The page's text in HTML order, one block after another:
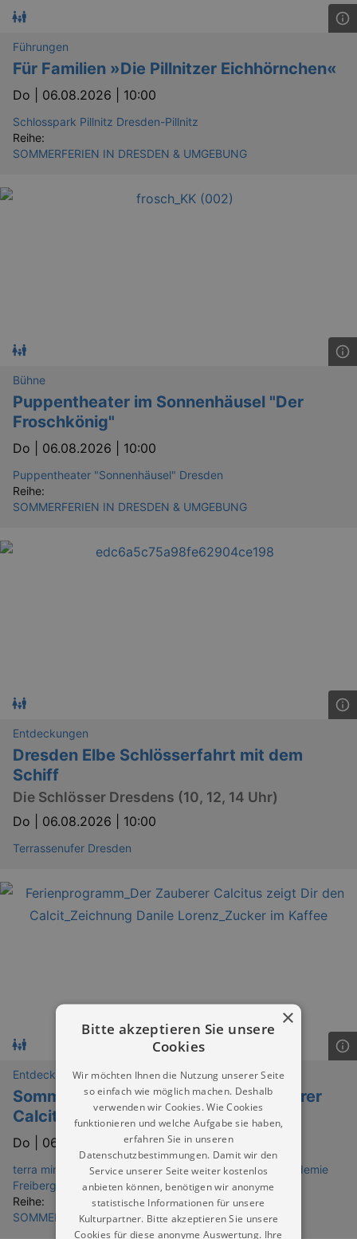
Führungen
Für Familien »Die Pillnitzer Eichhörnchen«
Do | 06.08.2026 | 10:00
Schlosspark Pillnitz Dresden-Pillnitz
Reihe:
SOMMERFERIEN IN DRESDEN & UMGEBUNG
Bühne
Puppentheater im Sonnenhäusel "Der
Froschkönig"
Do | 06.08.2026 | 10:00
Puppentheater "Sonnenhäusel" Dresden
Reihe:
SOMMERFERIEN IN DRESDEN & UMGEBUNG
Entdeckungen
Dresden Elbe Schlösserfahrt mit dem
Schiff
Die Schlösser Dresdens (10, 12, 14 Uhr)
Do | 06.08.2026 | 10:00
Terrassenufer Dresden
Entdeckungen
Sommerferienprogramm: "Der Zauberer
Calcitus zeigt Dir den Calcit"
Do | 06.08.2026 | 10:00
terra mineralia – Mineralienausstellung der TU Bergakademie
Freiberg
Reihe:
SOMMERFERIEN IN DRESDEN & UMGEBUNG
×
Bitte akzeptieren Sie unsere
Cookies
Wir möchten Ihnen die Nutzung unserer Seite
so einfach wie möglich machen. Deshalb
verwenden wir Cookies. Wie Cookies
funktionieren und welche Aufgabe sie haben,
erfahren Sie in unseren
Datenschutzbestimmungen. Damit wir den
Service unserer Seite weiter kostenlos
anbieten können, benötigen wir anonyme
statistische Informationen für unsere
Kulturpartner. Bitte akzeptieren Sie unsere
Cookies für diese anonyme Auswertung. Ihre